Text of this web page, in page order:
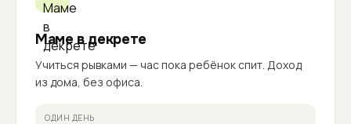
Маме в декрете
Учиться рывками — час пока ребёнок спит. Доход
из дома, без офиса.
ОДИН ДЕНЬ